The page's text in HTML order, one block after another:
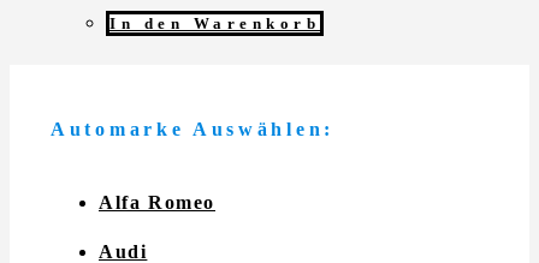
In den Warenkorb
Automarke Auswählen:
Alfa Romeo
Audi